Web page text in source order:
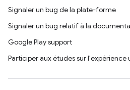
Signaler un bug de la plate-forme
Signaler un bug relatif à la
Google Play support
Participer aux études sur l'expérience